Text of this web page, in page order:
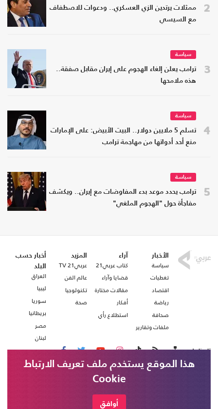
2
ممثلات يرتدين الزي العسكري.. ودعوات للاصطفاف
مع السيسي
3
سياسة
ترامب يعلن إلغاء الهجوم على إيران مقابل صفقة..
هذه ملامحها
4
سياسة
تسلم 5 ملايين دولار.. البيت الأبيض: على الإمارات
منع أحد أدواتها من مهاجمة ترامب
5
سياسة
ترامب يحدد موعد بدء المفاوضات مع إيران.. ويكشف
مفاجأة حول "الهجوم الملغي"
الأخبار
سياسة
تغطيات
اقتصاد
رياضة
صحافة
ملفات وتقارير
آراء
كتاب عربي21
قضايا وآراء
مقالات مختارة
أفكار
استطلاع رأي
المزيد
عربي21 TV
عالم الفن
تكنولوجيا
صحة
أخبار حسب
البلد
العراق
ليبيا
سوريا
بريطانيا
مصر
لبنان
تابعنا على
هذا الموقع يستخدم ملف تعريف الارتباط
Cookie
أوافق